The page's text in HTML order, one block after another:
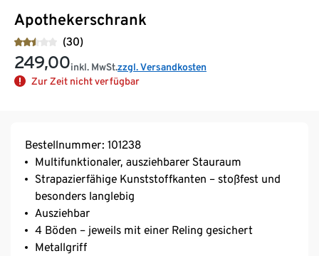
Apothekerschrank
(30)
249,00inkl. MwSt.zzgl. Versandkosten
Zur Zeit nicht verfügbar
Bestellnummer: 101238
Multifunktionaler, ausziehbarer Stauraum
Strapazierfähige Kunststoffkanten – stoßfest und
besonders langlebig
Ausziehbar
4 Böden – jeweils mit einer Reling gesichert
Metallgriff